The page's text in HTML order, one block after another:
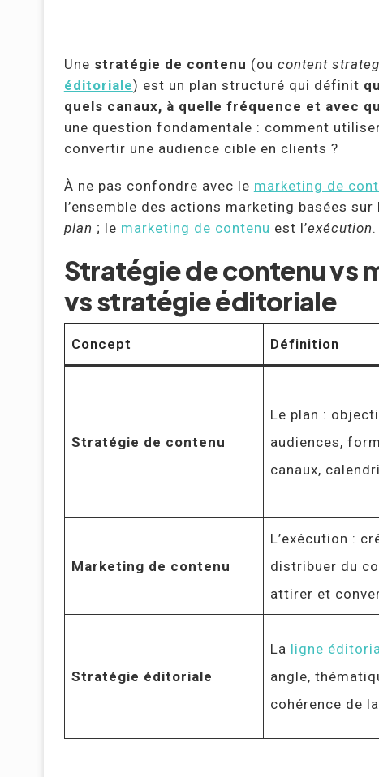
Une stratégie de contenu (ou content
éditoriale) est un plan structuré qui définit
quels canaux, à quelle fréquence et avec
une question fondamentale : comment
convertir une audience cible en clients ?
À ne pas confondre avec le marketing de
l’ensemble des actions marketing basées
plan ; le marketing de contenu est l’exécution.
Stratégie de contenu vs
vs stratégie éditoriale
Concept Définition
Stratégie de contenu
Le plan :
audiences,
canaux,
Marketing de contenu
L’exécution :
distribuer du
attirer et
Stratégie éditoriale
La ligne
angle,
cohérence de